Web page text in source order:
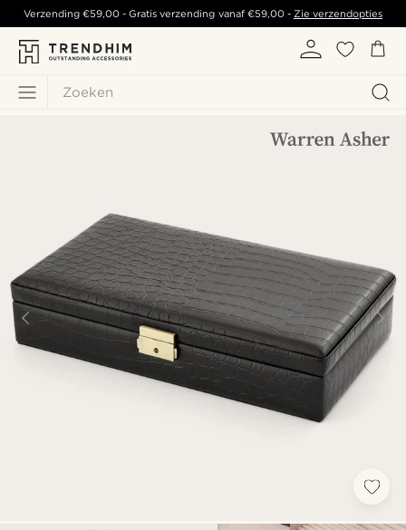
Zoeken
Verzending€59,00 - Gratis verzending vanaf €59,00- Zie verzendopties